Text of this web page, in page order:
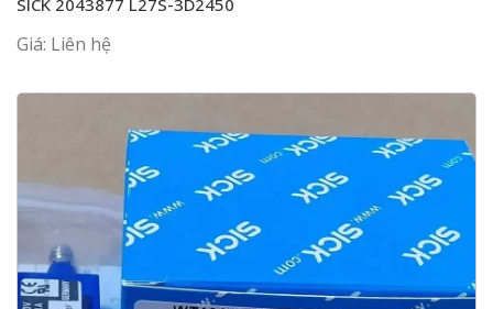
SICK 2043877 L27S-3D2450
Giá: Liên hệ